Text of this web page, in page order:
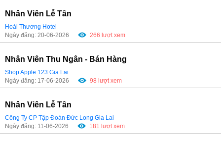
Nhân Viên Lễ Tân
Hoài Thương Hotel
Ngày đăng: 20-06-2026
266 lượt xem
Nhân Viên Thu Ngân - Bán Hàng
Shop Apple 123 Gia Lai
Ngày đăng: 17-06-2026
98 lượt xem
Nhân Viên Lễ Tân
Công Ty CP Tập Đoàn Đức Long Gia Lai
Ngày đăng: 11-06-2026
181 lượt xem